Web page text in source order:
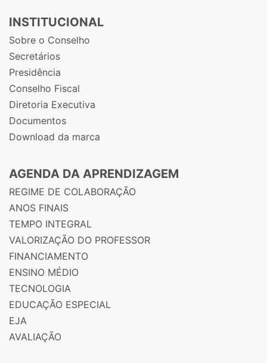
INSTITUCIONAL
Sobre o Conselho
Secretários
Presidência
Conselho Fiscal
Diretoria Executiva
Documentos
Download da marca
AGENDA DA APRENDIZAGEM
REGIME DE COLABORAÇÃO
ANOS FINAIS
TEMPO INTEGRAL
VALORIZAÇÃO DO PROFESSOR
FINANCIAMENTO
ENSINO MÉDIO
TECNOLOGIA
EDUCAÇÃO ESPECIAL
EJA
AVALIAÇÃO